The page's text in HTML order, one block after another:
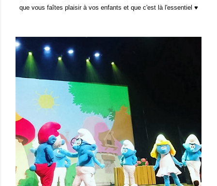
que vous faîtes plaisir à vos enfants et que c'est là l'essentiel ♥